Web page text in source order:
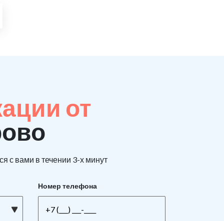
от
с вами в течении 3-х минут
Номер телефона